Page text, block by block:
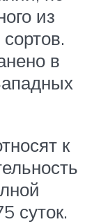
из
в
к
суток.